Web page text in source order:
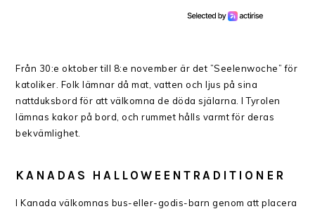
Från 30:e oktober till 8:e november är det ”Seelenwoche” för
katoliker. Folk lämnar då mat, vatten och ljus på sina
nattduksbord för att välkomna de döda själarna. I Tyrolen
lämnas kakor på bord, och rummet hålls varmt för deras
bekvämlighet.
KANADAS HALLOWEENTRADITIONER
I Kanada välkomnas bus-eller-godis-barn genom att placera